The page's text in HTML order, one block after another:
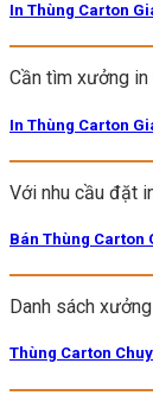
In Thùng Carton
Cần tìm xưởng in
In Thùng Carton
Với nhu cầu đặt
Bán Thùng Carton
Danh sách
Thùng Carton